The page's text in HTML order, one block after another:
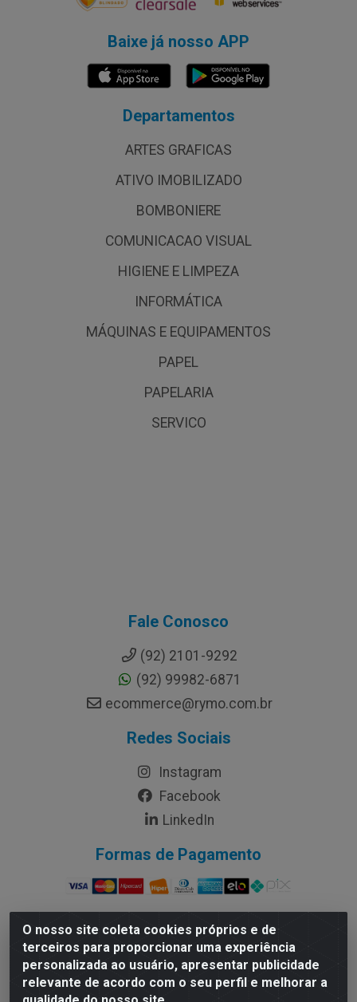
O nosso site coleta cookies próprios e de
terceiros para proporcionar uma experiência
personalizada ao usuário, apresentar publicidade
relevante de acordo com o seu perfil e melhorar a
Baixe já nosso APP
Departamentos
ARTES GRAFICAS
ATIVO IMOBILIZADO
BOMBONIERE
COMUNICACAO VISUAL
HIGIENE E LIMPEZA
INFORMÁTICA
MÁQUINAS E EQUIPAMENTOS
PAPEL
PAPELARIA
SERVICO
Fale Conosco
(92) 2101-9292
(92) 99982-6871
ecommerce@rymo.com.br
Redes Sociais
Instagram
Facebook
LinkedIn
Formas de Pagamento
Rymo Imagem e Produtos Gráficos da Amazonia LTDA -
Av. Ajuricaba, 379 - Cachoeirinha, Manaus/AM - CEP
69065-110 - CNPJ 14.220.230.0001-70